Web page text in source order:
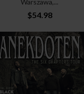
$54.98